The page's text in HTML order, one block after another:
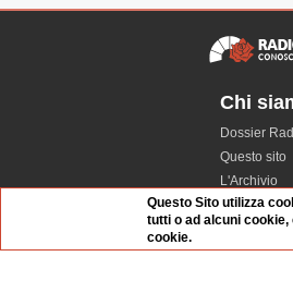
Chi
Dossier
Questo sito
L'Archivio
Redazione
La musica
Questo Sito utilizza
tutti o ad alcuni
cookie.